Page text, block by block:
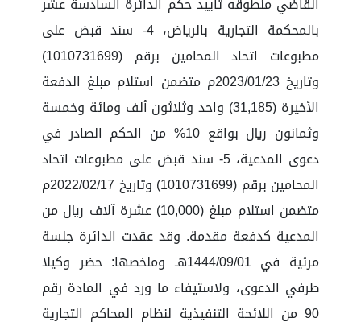
بالمحكمة التجارية بالرياض، 4- سند قبض على
مطبوعات اتحاد المحامين برقم (1010731699)
وتاريخ 2023/01/23م متضمن استلام مبلغ الدفعة
الأخيرة (31,185) واحد وثلاثون ألف ومائة وخمسة
وثمانون ريال بواقع 10% من الحكم الصادر في
دعوى المدعية، 5- سند قبض على مطبوعات اتحاد
المحامين برقم (1010731699) وتاريخ 2022/02/17م
متضمن استلام مبلغ (10,000) عشرة آلاف ريال من
المدعية كدفعة مقدمة. وقد عقدت الدائرة جلسة
مرئية في 1444/09/01هـ وملخصها: حضر وكيلا
طرفي الدعوى، ولاستيفاء ما ورد في المادة رقم
90 من اللائحة التنفيذية لنظام المحاكم التجارية